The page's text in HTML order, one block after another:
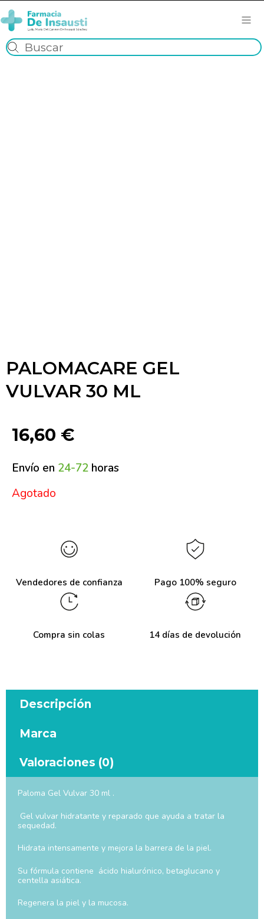
PALOMACARE GEL
VULVAR 30 ML
16,60 €
Envío en 24-72 horas
Agotado
Vendedores de confianza Pago 100% seguro
Compra sin colas 14 días de devolución
Descripción
Marca
Valoraciones (0)
Paloma Gel Vulvar 30 ml .
Gel vulvar hidratante y reparado que ayuda a tratar la
sequedad.
Hidrata intensamente y mejora la barrera de la piel.
Su fórmula contiene ácido hialurónico, betaglucano y
centella asiática.
Regenera la piel y la mucosa.